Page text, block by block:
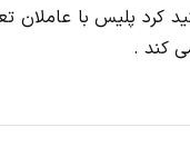
کرد پلیس با
کند .